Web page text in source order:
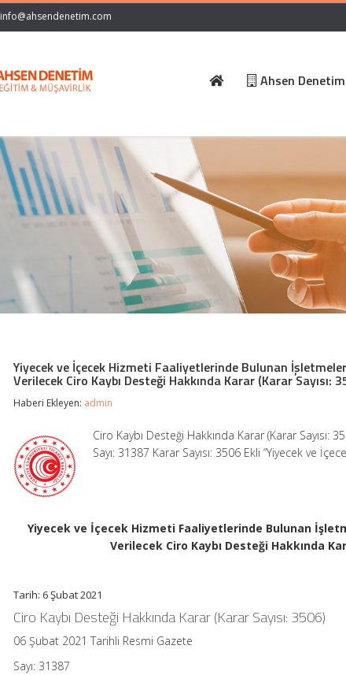
info@ahsendenetim.com
Ahsen Denetim
Yiyecek ve İçecek Hizmeti Faaliyetlerinde Bulunan
Verilecek Ciro Kaybı Desteği Hakkında Karar (Karar Sayısı:
Haberi Ekleyen: admin
Ciro Kaybı Desteği Hakkında Karar (Karar Sayısı:
Sayı: 31387 Karar Sayısı: 3506 Ekli “Yiyecek ve
Yiyecek ve İçecek Hizmeti Faaliyetlerinde Bulunan
Verilecek Ciro Kaybı Desteği Hakkında
Tarih: 6 Şubat 2021
Ciro Kaybı Desteği Hakkında Karar (Karar Sayısı: 3506)
06 Şubat 2021 Tarihli Resmi Gazete
Sayı: 31387